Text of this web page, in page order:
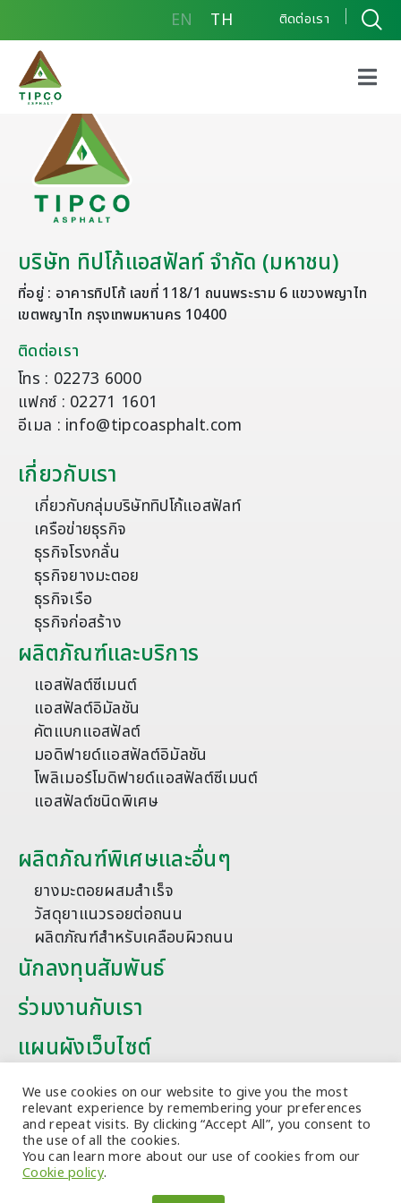
EN TH ติดต่อเรา
บริษัท ทิปโก้แอสฟัลท์ จำกัด (มหาชน)
ที่อยู่ : อาคารทิปโก้ เลขที่ 118/1 ถนนพระราม 6 แขวงพญาไท
เขตพญาไท กรุงเทพมหานคร 10400
ติดต่อเรา
โทร : 02273 6000
แฟกซ์ : 02271 1601
อีเมล : info@tipcoasphalt.com
เกี่ยวกับเรา
เกี่ยวกับกลุ่มบริษัททิปโก้แอสฟัลท์
เครือข่ายธุรกิจ
ธุรกิจโรงกลั่น
ธุรกิจยางมะตอย
ธุรกิจเรือ
ธุรกิจก่อสร้าง
ผลิตภัณฑ์และบริการ
แอสฟัลต์ซีเมนต์
แอสฟัลต์อิมัลชัน
คัตแบกแอสฟัลต์
มอดิฟายด์แอสฟัลต์อิมัลชัน
โพลิเมอร์โมดิฟายด์แอสฟัลต์ซีเมนต์
แอสฟัลต์ชนิดพิเศษ
ผลิตภัณฑ์พิเศษและอื่นๆ
ยางมะตอยผสมสำเร็จ
วัสดุยาแนวรอยต่อถนน
ผลิตภัณฑ์สำหรับเคลือบผิวถนน
นักลงทุนสัมพันธ์
ร่วมงานกับเรา
แผนผังเว็บไซต์
บทความ
We use cookies on our website to give you the most
relevant experience by remembering your preferences
and repeat visits. By clicking “Accept All”, you consent to
the use of all the cookies.
You can learn more about our use of cookies from our
Cookie policy.